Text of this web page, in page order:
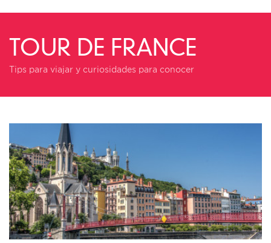
TOUR DE FRANCE
Tips para viajar y curiosidades para conocer